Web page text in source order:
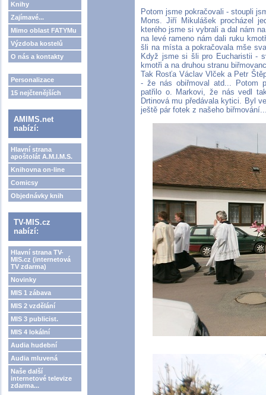
Knihy
Zajímavé...
Mimo oblast FATYMu
Výzdoba kostelů
O nás a kontakty
Personalizace
15 nejčtenějších
AMIMS.net
nabízí:
Hlavní strana
apoštolát A.M.I.M.S.
Knihovna on-line
Comicsy
Objednávky knih
TV-MIS.cz
nabízí:
Hlavní strana TV-
MIS.cz (internetová
TV zdarma)
Novinky
MIS 1 zábava
MIS 2 vzdělání
MIS 3 publicist.
MIS 4 lokální
Audia hudební
Audia mluvená
Naše další
internetové televize
zdarma...
Potom jsme pokračovali - stoupli
Mons. Jiří Mikulášek procházel
kterého jsme si vybrali a dal nám
na levé rameno nám dali ruku
šli na místa a pokračovala mše
Když jsme si šli pro Eucharistii -
kmotři a na druhou stranu
Tak Rosťa Václav Vlček a Petr
- že nás obiřmoval atd... Potom
patřilo o. Markovi, že nás vedl
Drtinová mu předávala kytici. Byl
ještě pár fotek z našeho